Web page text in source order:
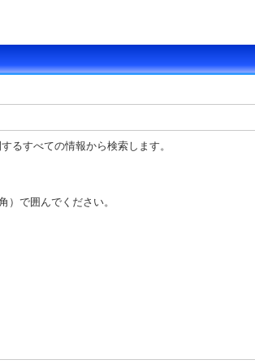
るすべての情報から検索します。
で囲んでください。